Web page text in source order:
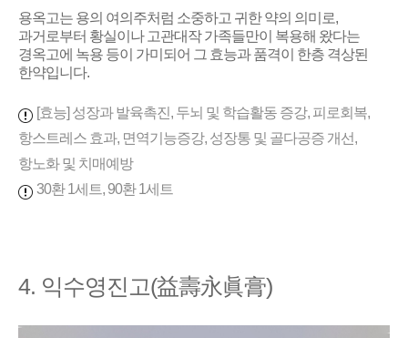
용옥고는 용의 여의주처럼 소중하고 귀한 약의 의미로,
과거로부터 황실이나 고관대작 가족들만이 복용해 왔다는
경옥고에 녹용 등이 가미되어 그 효능과 품격이 한층 격상된
한약입니다.
[효능] 성장과 발육촉진, 두뇌 및 학습활동 증강, 피로회복,
항스트레스 효과, 면역기능증강, 성장통 및 골다공증 개선,
항노화 및 치매예방
30환 1세트, 90환 1세트
4. 익수영진고(益壽永眞膏)